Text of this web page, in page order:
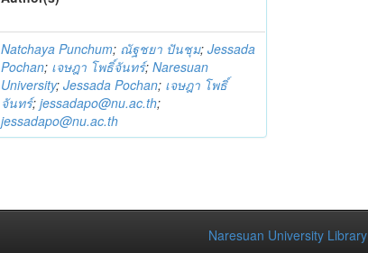
Natchaya Punchum; ณัฐชยา ปันชุม;Jessada
Pochan; เจษฎา โพธิ์จันทร์;Naresuan
University;Jessada Pochan; เจษฎา โพธิ์
จันทร์;jessadapo@nu.ac.th;
jessadapo@nu.ac.th
Naresuan University Library